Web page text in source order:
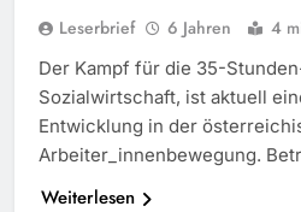
Leserbrief 6 Jahren 4
Der Kampf für die 35-
Sozialwirtschaft, ist aktuell
Entwicklung in der
Arbeiter_innenbewegung.
Weiterlesen